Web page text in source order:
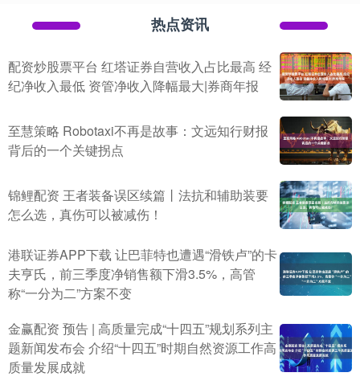
热点资讯
配资炒股票平台 红塔证券自营收入占比最高 经
纪净收入最低 资管净收入降幅最大|券商年报
至慧策略 Robotaxi不再是故事：文远知行财报
背后的一个关键拐点
锦鲤配资 王者装备误区续篇丨法抗和辅助装要
怎么选，真伤可以被减伤！
港联证券APP下载 让巴菲特也遭遇“滑铁卢”的卡
夫亨氏，前三季度净销售额下滑3.5%，高管
称“一分为二”方案不变
金赢配资 预告 | 高质量完成“十四五”规划系列主
题新闻发布会 介绍“十四五”时期自然资源工作高
质量发展成就